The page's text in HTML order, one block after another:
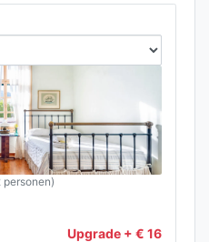
personen)
Upgrade + € 16